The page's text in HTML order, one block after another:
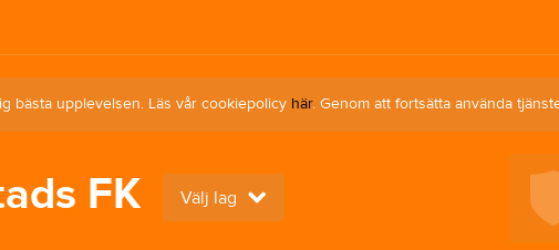
bästa upplevelsen. Läs vår cookiepolicy här. Genom att fortsätta använda
FK Välj lag Annelunds IF U (9:9)
10 aug, 19:00